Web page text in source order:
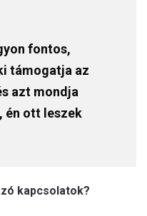
fontos,
támogatja az
azt mondja
én ott leszek
kapcsolatok?